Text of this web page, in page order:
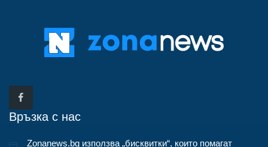
Връзка с нас
Zonanews.bg използва „бисквитки“, които помагат